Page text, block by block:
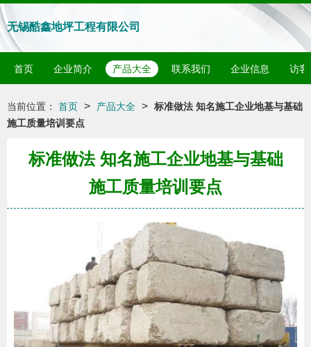
无锡酷鑫地坪工程有限公司
首页 企业简介 产品大全 联系我们 企业信息 访客
当前位置： 首页 > 产品大全 > 标准做法 知名施工企业地基与基础
施工质量培训要点
标准做法 知名施工企业地基与基础
施工质量培训要点